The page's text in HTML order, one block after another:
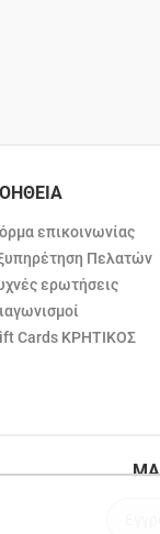
επικοινωνίας
Πελατών
ερωτήσεις
Cards ΚΡΗΤΙΚΟΣ